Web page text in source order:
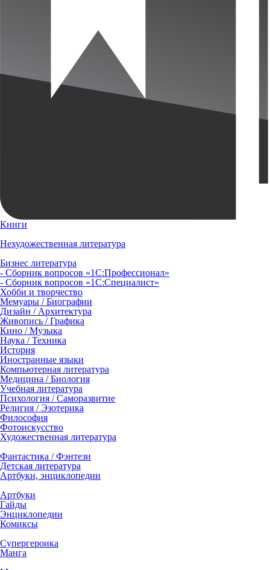
Книги
Нехудожественная литература
Бизнес литература
- Сборник вопросов «1С:Профессионал»
- Сборник вопросов «1С:Специалист»
Хобби и творчество
Мемуары / Биографии
Дизайн / Архитектура
Живопись / Графика
Кино / Музыка
Наука / Техника
История
Иностранные языки
Компьютерная литература
Медицина / Биология
Учебная литература
Психология / Саморазвитие
Религия / Эзотерика
Философия
Фотоискусство
Художественная литература
Фантастика / Фэнтези
Детская литература
Артбуки, энциклопедии
Артбуки
Гайды
Энциклопедии
Комиксы
Супергероика
Манга